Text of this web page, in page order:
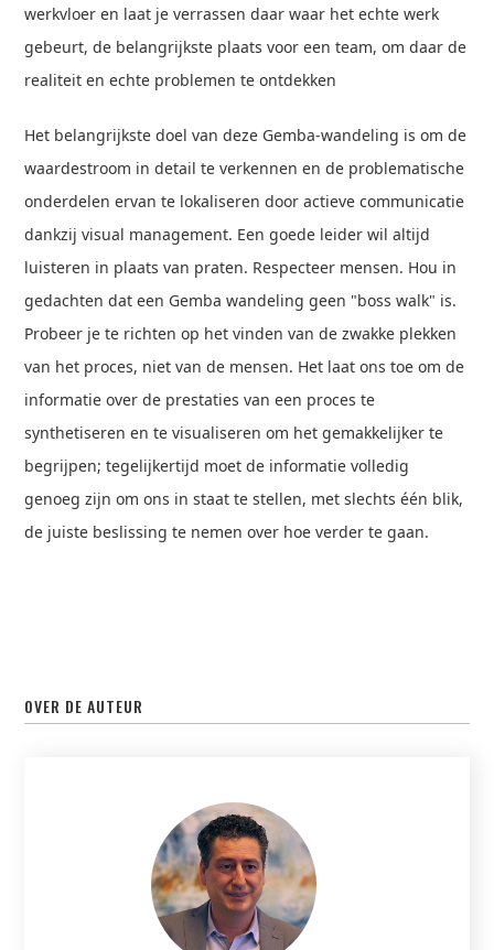
werkvloer en laat je verrassen daar waar het echte werk
gebeurt, de belangrijkste plaats voor een team, om daar de
realiteit en echte problemen te ontdekken
Het belangrijkste doel van deze Gemba-wandeling is om de
waardestroom in detail te verkennen en de problematische
onderdelen ervan te lokaliseren door actieve communicatie
dankzij visual management. Een goede leider wil altijd
luisteren in plaats van praten. Respecteer mensen. Hou in
gedachten dat een Gemba wandeling geen "boss walk" is.
Probeer je te richten op het vinden van de zwakke plekken
van het proces, niet van de mensen. Het laat ons toe om de
informatie over de prestaties van een proces te
synthetiseren en te visualiseren om het gemakkelijker te
begrijpen; tegelijkertijd moet de informatie volledig
genoeg zijn om ons in staat te stellen, met slechts één blik,
de juiste beslissing te nemen over hoe verder te gaan.
OVER DE AUTEUR